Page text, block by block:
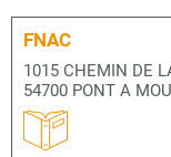
FNAC
1015 CHEMIN DE
54700 PONT A